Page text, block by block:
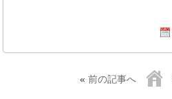
« 前の記事へ